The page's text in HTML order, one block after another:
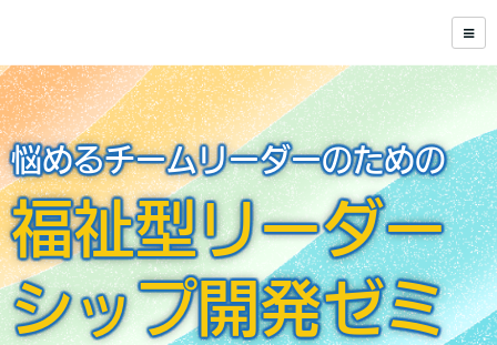
悩めるチームリーダーのための
福祉型リーダー
シップ開発ゼミ